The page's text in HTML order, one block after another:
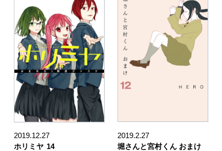
2019.12.27
ホリミヤ 14
2019.2.27
堀さんと宮村くん おまけ